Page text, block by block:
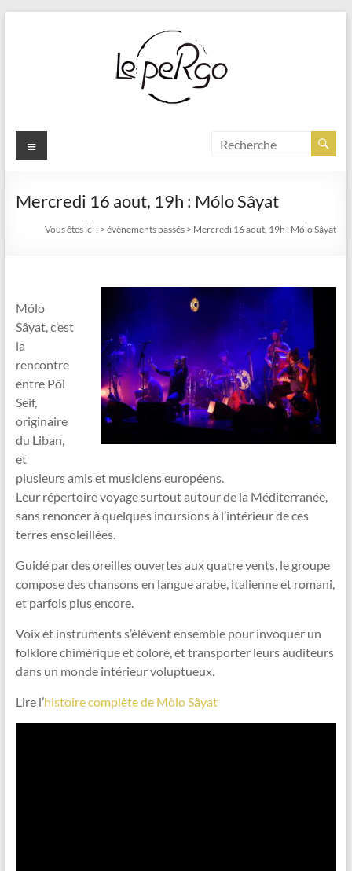
Menu
Mercredi 16 aout, 19h : Mólo Sâyat
Vous êtes ici : >évènements passés > Mercredi 16 aout, 19h : Mólo Sâyat
Mólo
Sâyat, c’est
la
rencontre
entre Pôl
Seif,
originaire
du Liban,
et
plusieurs amis et musiciens européens.
Leur répertoire voyage surtout autour de la Méditerranée,
sans renoncer à quelques incursions à l’intérieur de ces
terres ensoleillées.
Guidé par des oreilles ouvertes aux quatre vents, le groupe
compose des chansons en langue arabe, italienne et romani,
et parfois plus encore.
Voix et instruments s’élèvent ensemble pour invoquer un
folklore chimérique et coloré, et transporter leurs auditeurs
dans un monde intérieur voluptueux.
Lire l’histoire complète de Mòlo Sâyat